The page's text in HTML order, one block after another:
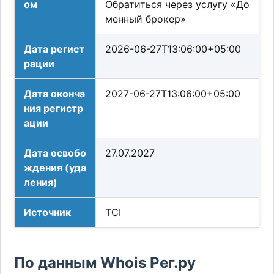
ом
Обратиться через услугу «До
менный брокер»
Дата регист
рации
2026-06-27T13:06:00+05:00
Дата оконча
ния регистр
ации
2027-06-27T13:06:00+05:00
Дата освобо
ждения (уда
ления)
27.07.2027
Источник TCI
По данным Whois Рег.ру